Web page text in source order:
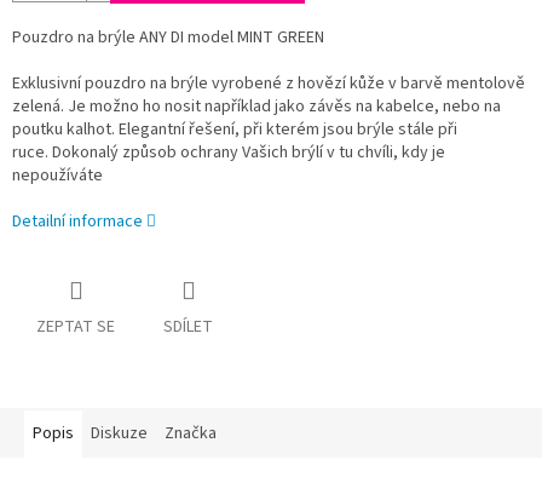
Pouzdro na brýle ANY DI model MINT GREEN
Exklusivní pouzdro na brýle vyrobené z hovězí kůže v barvě mentolově
zelená. Je možno ho nosit například jako závěs na kabelce, nebo na
poutku kalhot. Elegantní řešení, při kterém jsou brýle stále při
ruce. Dokonalý způsob ochrany Vašich brýlí v tu chvíli, kdy je
nepoužíváte
Detailní informace
ZEPTAT SE SDÍLET
Popis Diskuze Značka